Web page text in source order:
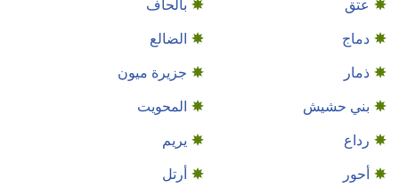
عتق
بالحاف
دماج
الضالع
ذمار
جزيرة ميون
بني حشيش
المحويت
رداع
يريم
أحور
أرتل